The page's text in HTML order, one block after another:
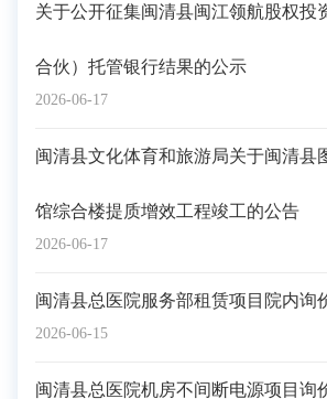
2026-06-17
关于公开征集闽清县闽江领航股权投
合伙）托管银行结果的公示
2026-06-17
闽清县文化体育和旅游局关于闽清县
馆综合楼提质增效工程竣工的公告
2026-06-15
闽清县总医院服务部租赁项目院内询
闽清县总医院机房不间断电源项目询